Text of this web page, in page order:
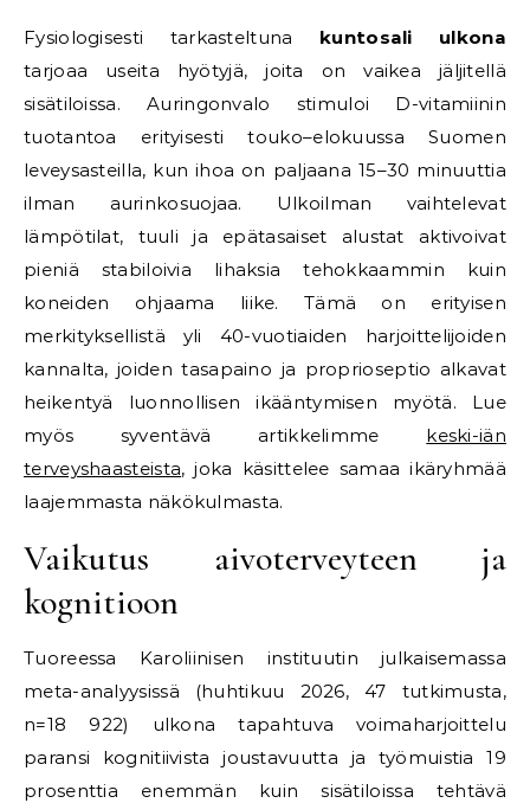
Fysiologisesti tarkasteltuna kuntosali ulkona
tarjoaa useita hyötyjä, joita on vaikea jäljitellä
sisätiloissa. Auringonvalo stimuloi D-vitamiinin
tuotantoa erityisesti touko–elokuussa Suomen
leveysasteilla, kun ihoa on paljaana 15–30 minuuttia
ilman aurinkosuojaa. Ulkoilman vaihtelevat
lämpötilat, tuuli ja epätasaiset alustat aktivoivat
pieniä stabiloivia lihaksia tehokkaammin kuin
koneiden ohjaama liike. Tämä on erityisen
merkityksellistä yli 40-vuotiaiden harjoittelijoiden
kannalta, joiden tasapaino ja proprioseptio alkavat
heikentyä luonnollisen ikääntymisen myötä. Lue
myös syventävä artikkelimme keski-iän
terveyshaasteista, joka käsittelee samaa ikäryhmää
laajemmasta näkökulmasta.
Vaikutus aivoterveyteen ja
kognitioon
Tuoreessa Karoliinisen instituutin julkaisemassa
meta-analyysissä (huhtikuu 2026, 47 tutkimusta,
n=18 922) ulkona tapahtuva voimaharjoittelu
paransi kognitiivista joustavuutta ja työmuistia 19
prosenttia enemmän kuin sisätiloissa tehtävä